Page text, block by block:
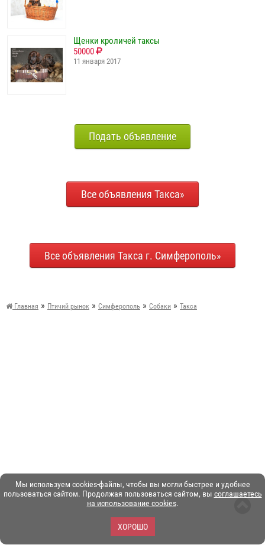
Мы используем cookies-файлы, чтобы вы могли быстрее и удобнее
пользоваться сайтом. Продолжая пользоваться сайтом, вы соглашаетесь
на использование cookies.
ХОРОШО
Щенки кроличей таксы
50000
11 января 2017
Подать объявление
Все объявления Такса»
Все объявления Такса г. Симферополь»
Главная » Птичий рынок » Симферополь » Собаки » Такса